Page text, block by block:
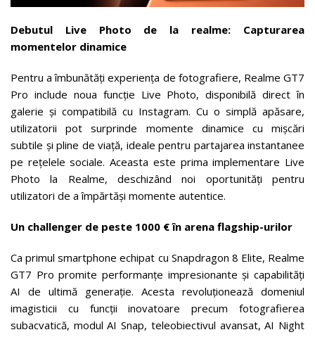
Debutul Live Photo de la realme:
Capturarea
momentelor dinamice
Pentru a îmbunătăți experiența de fotografiere, Realme GT7
Pro include noua funcție Live Photo, disponibilă direct în
galerie și compatibilă cu Instagram. Cu o simplă apăsare,
utilizatorii pot surprinde momente dinamice cu mișcări
subtile și pline de viață, ideale pentru partajarea instantanee
pe rețelele sociale. Aceasta este prima implementare Live
Photo la Realme, deschizând noi oportunități pentru
utilizatori de a împărtăși momente autentice.
Un challenger de peste 1000 € în arena flagship-urilor
Ca primul smartphone echipat cu Snapdragon 8 Elite, Realme
GT7 Pro promite performanțe impresionante și capabilități
AI de ultimă generație. Acesta revoluționează domeniul
imagisticii cu funcții inovatoare precum fotografierea
subacvatică, modul AI Snap, teleobiectivul avansat, AI Night